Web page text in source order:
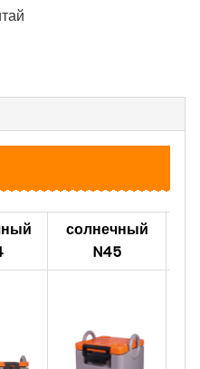
солнечный
N45